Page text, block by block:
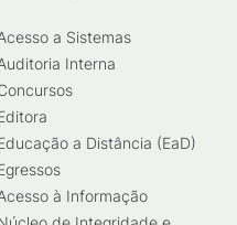
a Sistemas
Interna
a Distância (EaD)
à Informação